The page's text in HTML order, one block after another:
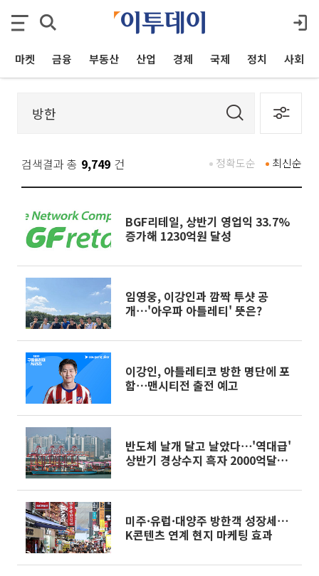
마켓 금융 부동산 산업 경제 국제 정치 사회
검색결과 총 9,749 건 최신순
정확도순
BGF리테일, 상반기 영업익 33.7%
증가해 1230억원 달성
임영웅, 이강인과 깜짝 투샷 공
개⋯'아우파 아틀레티' 뜻은?
이강인, 아틀레티코 방한 명단에 포
함⋯맨시티전 출전 예고
반도체 날개 달고 날았다⋯'역대급'
상반기 경상수지 흑자 2000억달러
미주·유럽·대양주 방한객 성장세⋯
K콘텐츠 연계 현지 마케팅 효과